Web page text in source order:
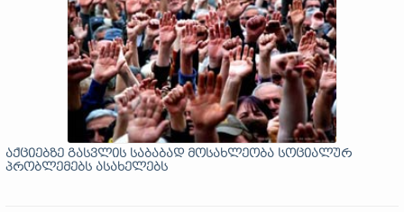
აქციებზე გასვლის საბაბად მოსახლეობა სოციალურ
პრობლემებს ასახელებს